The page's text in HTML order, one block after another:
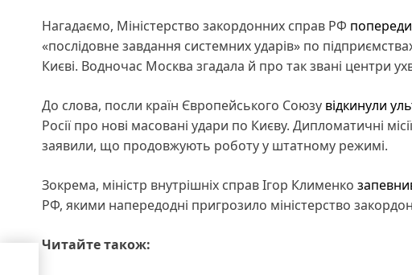
Нагадаємо, Міністерство закордонних справ РФ
«послідовне завдання системних ударів» по
Києві. Водночас Москва згадала й про так звані
До слова, посли країн Європейського Союзу відкинули
Росії про нові масовані удари по Києву. Дипломатичні
заявили, що продовжують роботу у штатному режимі.
Зокрема, міністр внутрішніх справ Ігор Клименко
РФ, якими напередодні пригрозило міністерство
Читайте також: